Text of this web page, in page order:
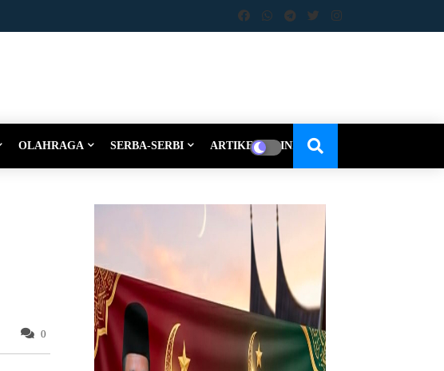
OLAHRAGA SERBA-SERBI ARTIKEL-OPINI
0